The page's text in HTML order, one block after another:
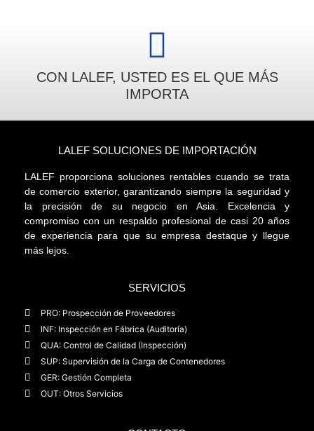
CON LALEF, USTED ES EL QUE MÁS
IMPORTA
LALEF SOLUCIONES DE IMPORTACIÓN
LALEF proporciona soluciones rentables cuando se trata
de comercio exterior, garantizando siempre la seguridad y
la precisión de su negocio en Asia. Excelencia y
compromiso con un respaldo profesional de casi 20 años
de experiencia para que su empresa destaque y llegue
más lejos.
SERVICIOS
PRO: Prospección de Proveedores
INF: Inspección en Fábrica (Auditoría)
QUA: Control de Calidad (Inspección)
SUP: Supervisión de la Carga de Contenedores
GER: Gestión Completa
OUT: Otros Servicios